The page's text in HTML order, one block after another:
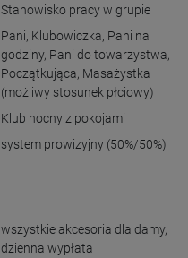
Stanowisko pracy w grupie
Pani, Klubowiczka, Pani na
godziny, Pani do towarzystwa,
Początkująca, Masażystka
(możliwy stosunek płciowy)
Klub nocny z pokojami
system prowizyjny (50%/50%)
wszystkie akcesoria dla damy,
dzienna wypłata